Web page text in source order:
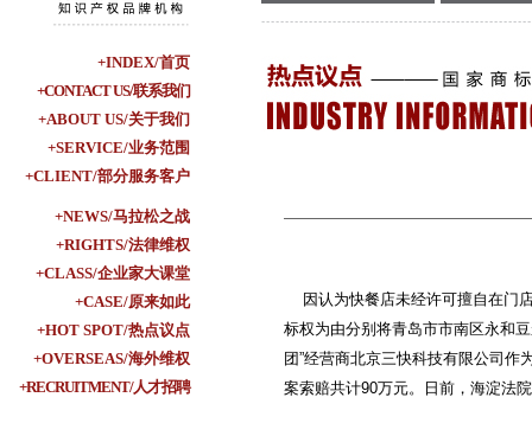
+INDEX/首页
+CONTACT US/联系我们
+ABOUT US/关于我们
+SERVICE/业务范围
+CLIENT/部分服务客户
+NEWS/马拉松之战
+RIGHTS/法律维权
+CLASS/企业家大课堂
+CASE/原来如此
+HOT SPOT/热点议点
+OVERSEAS/海外维权
+RECRUITMENT/人才招聘
因认为快餐店未经许可擅自在门
标权为由分别将青岛市市南区永和
团”经营商北京三快科技有限公司作
案索赔共计90万元。日前，海淀法